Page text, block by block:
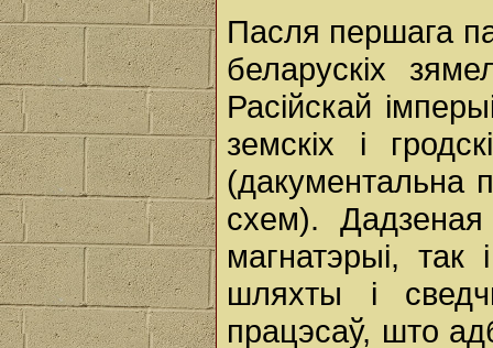
Пасля першага
беларускіх
Расійскай
земскіх і
(дакументальна
схем).
магнатэрыі,
шляхты і
працэсаў, што